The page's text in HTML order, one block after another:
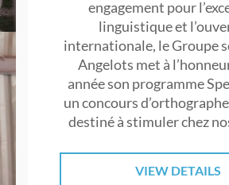
engagement pour
linguistique et
internationale, le Groupe
Angelots met à
année son programme
un concours
destiné à stimuler chez
VIEW DETAILS